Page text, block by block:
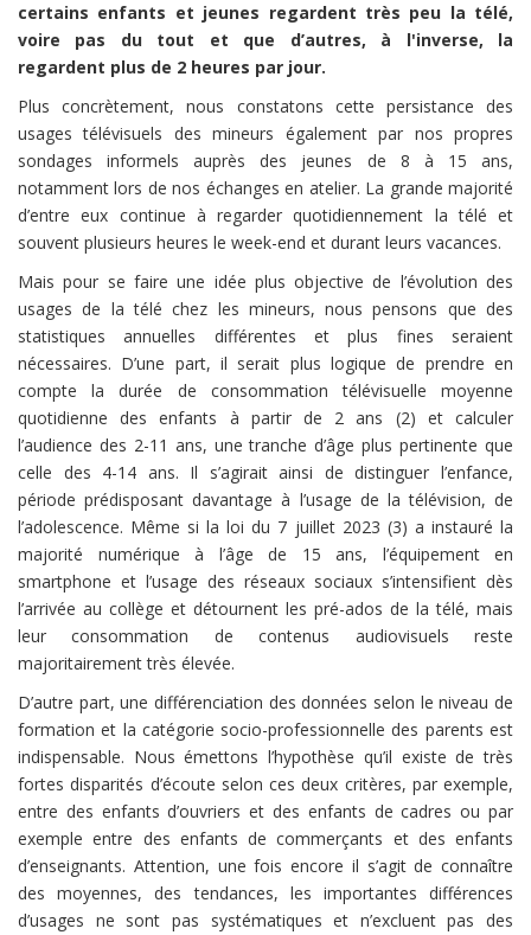
certains enfants et jeunes regardent très peu la télé,
voire pas du tout et que d’autres, à l'inverse, la
regardent plus de 2 heures par jour.
Plus concrètement, nous constatons cette persistance des
usages télévisuels des mineurs également par nos propres
sondages informels auprès des jeunes de 8 à 15 ans,
notamment lors de nos échanges en atelier. La grande majorité
d’entre eux continue à regarder quotidiennement la télé et
souvent plusieurs heures le week-end et durant leurs vacances.
Mais pour se faire une idée plus objective de l’évolution des
usages de la télé chez les mineurs, nous pensons que des
statistiques annuelles différentes et plus fines seraient
nécessaires. D’une part, il serait plus logique de prendre en
compte la durée de consommation télévisuelle moyenne
quotidienne des enfants à partir de 2 ans (2) et calculer
l’audience des 2-11 ans, une tranche d’âge plus pertinente que
celle des 4-14 ans. Il s’agirait ainsi de distinguer l’enfance,
période prédisposant davantage à l’usage de la télévision, de
l’adolescence. Même si la loi du 7 juillet 2023 (3) a instauré la
majorité numérique à l’âge de 15 ans, l’équipement en
smartphone et l’usage des réseaux sociaux s’intensifient dès
l’arrivée au collège et détournent les pré-ados de la télé, mais
leur consommation de contenus audiovisuels reste
majoritairement très élevée.
D’autre part, une différenciation des données selon le niveau de
formation et la catégorie socio-professionnelle des parents est
indispensable. Nous émettons l’hypothèse qu’il existe de très
fortes disparités d’écoute selon ces deux critères, par exemple,
entre des enfants d’ouvriers et des enfants de cadres ou par
exemple entre des enfants de commerçants et des enfants
d’enseignants. Attention, une fois encore il s’agit de connaître
des moyennes, des tendances, les importantes différences
d’usages ne sont pas systématiques et n’excluent pas des